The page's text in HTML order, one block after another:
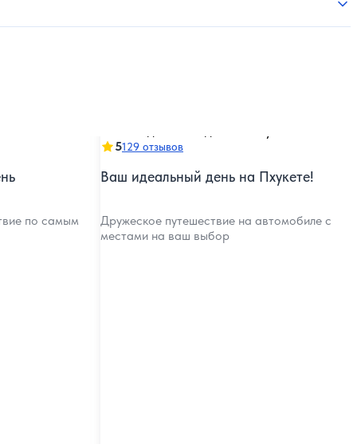
по самым
5129 отзывов
Ваш идеальный день на Пхукете!
Дружеское путешествие на автомобиле с
местами на ваш выбор